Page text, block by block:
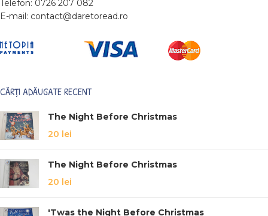
Telefon: 0726 207 082
E-mail: contact@daretoread.ro
CĂRȚI ADĂUGATE RECENT
The Night Before Christmas
20 lei
The Night Before Christmas
20 lei
'Twas the Night Before Christmas